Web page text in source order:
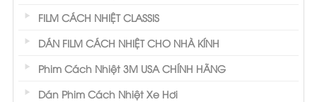
FILM CÁCH NHIỆT CLASSIS
DÁN FILM CÁCH NHIỆT CHO NHÀ KÍNH
Phim Cách Nhiệt 3M USA CHÍNH HÃNG
Dán Phim Cách Nhiệt Xe Hơi